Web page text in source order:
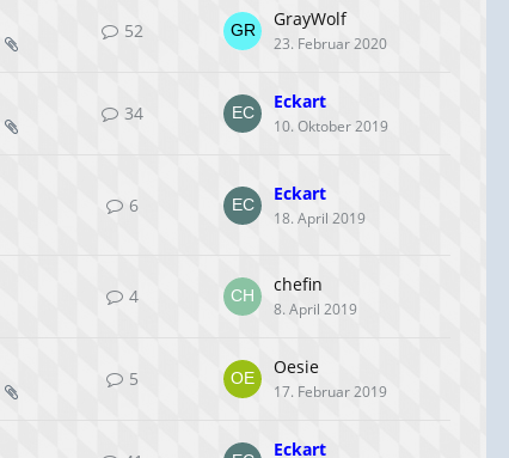
52
GrayWolf
23. Februar 2020
34
Eckart
10. Oktober 2019
6
Eckart
18. April 2019
4
chefin
8. April 2019
5
Oesie
17. Februar 2019
Eckart